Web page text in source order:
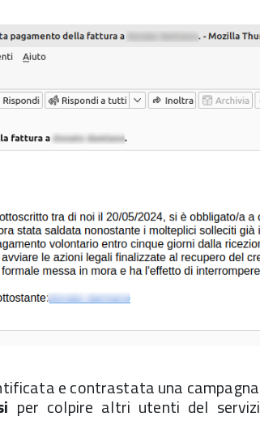
e contrastata una
per colpire altri utenti del